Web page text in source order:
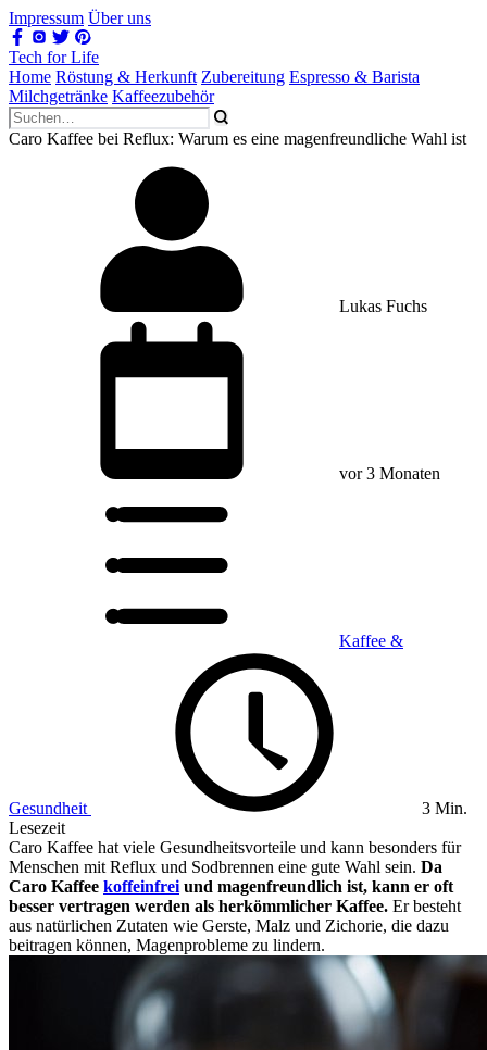
Impressum Über uns
Tech for Life
Home Röstung & Herkunft Zubereitung Espresso & Barista
Milchgetränke Kaffeezubehör
Caro Kaffee bei Reflux: Warum es eine magenfreundliche Wahl ist
Lukas Fuchs
vor 3 Monaten
Kaffee &
Gesundheit
3 Min.
Lesezeit
Caro Kaffee hat viele Gesundheitsvorteile und kann besonders für
Menschen mit Reflux und Sodbrennen eine gute Wahl sein. Da
Caro Kaffee koffeinfrei und magenfreundlich ist, kann er oft
besser vertragen werden als herkömmlicher Kaffee. Er besteht
aus natürlichen Zutaten wie Gerste, Malz und Zichorie, die dazu
beitragen können, Magenprobleme zu lindern.